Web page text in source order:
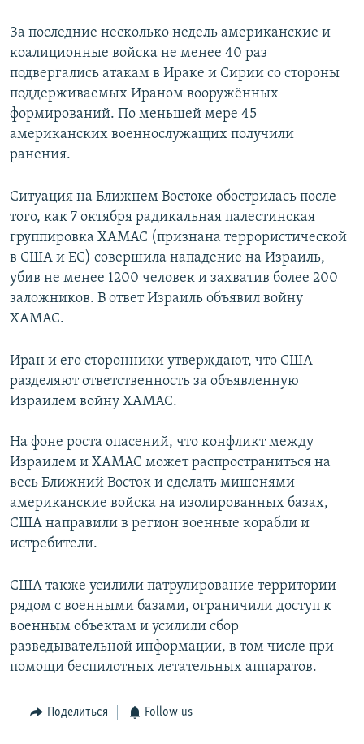
За последние несколько недель американские и
коалиционные войска не менее 40 раз
подвергались атакам в Ираке и Сирии со стороны
поддерживаемых Ираном вооружённых
формирований. По меньшей мере 45
американских военнослужащих получили
ранения.
Ситуация на Ближнем Востоке обострилась после
того, как 7 октября радикальная палестинская
группировка ХАМАС (признана террористической
в США и ЕС) совершила нападение на Израиль,
убив не менее 1200 человек и захватив более 200
заложников. В ответ Израиль объявил войну
ХАМАС.
Иран и его сторонники утверждают, что США
разделяют ответственность за объявленную
Израилем войну ХАМАС.
На фоне роста опасений, что конфликт между
Израилем и ХАМАС может распространиться на
весь Ближний Восток и сделать мишенями
американские войска на изолированных базах,
США направили в регион военные корабли и
истребители.
США также усилили патрулирование территории
рядом с военными базами, ограничили доступ к
военным объектам и усилили сбор
разведывательной информации, в том числе при
помощи беспилотных летательных аппаратов.
Поделиться Follow us